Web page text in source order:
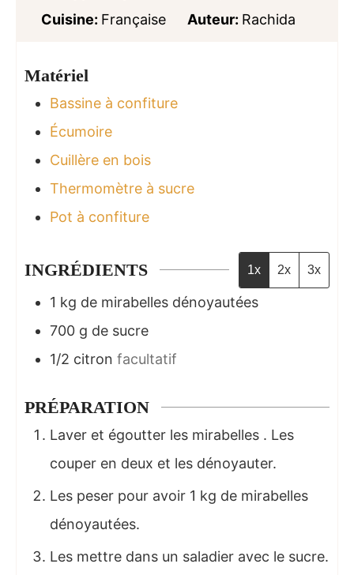
Cuisine: Française Auteur: Rachida
Matériel
Bassine à confiture
Écumoire
Cuillère en bois
Thermomètre à sucre
Pot à confiture
INGRÉDIENTS 1x 2x 3x
1 kg de mirabelles dénoyautées
700 g de sucre
1/2 citron facultatif
PRÉPARATION
Laver et égoutter les mirabelles . Les
couper en deux et les dénoyauter.
Les peser pour avoir 1 kg de mirabelles
dénoyautées.
Les mettre dans un saladier avec le sucre.